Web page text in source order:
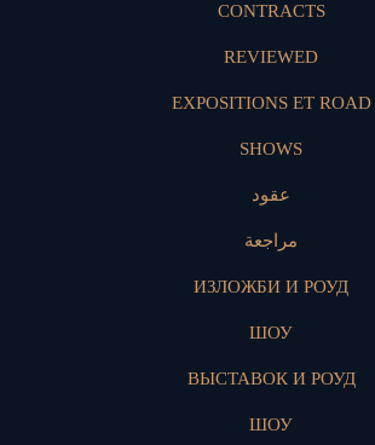
CONTRACTS
REVIEWED
EXPOSITIONS ET ROAD
SHOWS
عقود
مراجعة
ИЗЛОЖБИ И РОУД
ШОУ
ВЫСТАВОК И РОУД
ШОУ